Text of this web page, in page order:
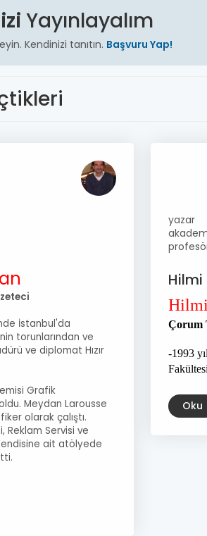
Yayınlayalım
Kendinizi tanıtın. Başvuru Yap!
İstanbul'da
torunlarından ve
ve diplomat Hızır
Grafik
Meydan Larousse
olarak çalıştı.
Reklam Servisi ve
ait atölyede
yazar
Hilmi
Çorum
-1993
Oku